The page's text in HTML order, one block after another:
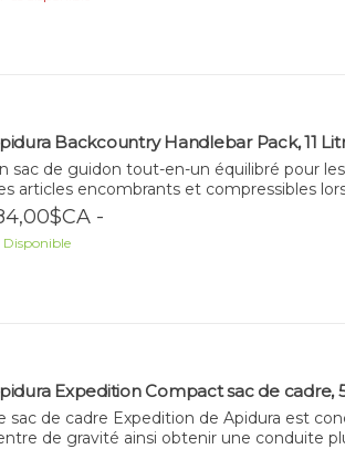
Backcountry Handlebar Pack, 11
sac de guidon tout-en-un équilibré pour
articles encombrants et compressibles
-
Disponible
Expedition Compact sac de cadre,
sac de cadre Expedition de Apidura est
de gravité ainsi obtenir une conduite